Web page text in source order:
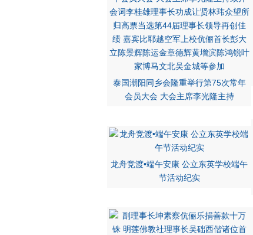
泰国潮阳同乡会隆重举行第75次常年
会员大会 大会主席李光隆主持
龙舟竞渡•端午安康 公立东英学校端午
节活动纪实